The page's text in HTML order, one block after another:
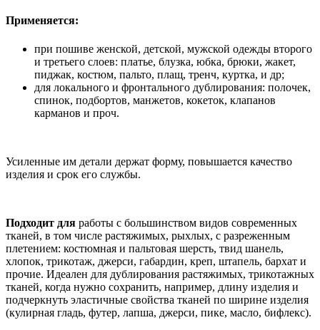
Применяется:
при пошиве женской, детской, мужской одежды второго
и третьего слоев: платье, блузка, юбка, брюки, жакет,
пиджак, костюм, пальто, плащ, тренч, куртка, и др;
для локального и фронтального дублирования: полочек,
спинок, подбортов, манжетов, кокеток, клапанов
карманов и проч.
Усиленные им детали держат форму, повышается качество
изделия и срок его службы.
Подходит для работы с большинством видов современных
тканей, в том числе растяжимых, рыхлых, с разреженным
плетением: костюмная и пальтовая шерсть, твид шанель,
хлопок, трикотаж, джерси, габардин, креп, штапель, бархат и
прочие. Идеален для дублирования растяжимых, трикотажных
тканей, когда нужно сохранить, например, длину изделия и
подчеркнуть эластичные свойства тканей по ширине изделия
(кулирная гладь, футер, лапша, джерси, пике, масло, бифлекс).